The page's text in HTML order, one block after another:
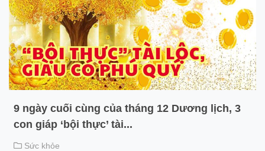
9 ngày cuối cùng của tháng 12 Dương lịch, 3
con giáp ‘bội thực’ tài...
Sức khỏe